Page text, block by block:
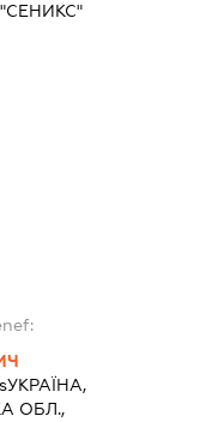
УКРАЇНА,
ОБЛ.,